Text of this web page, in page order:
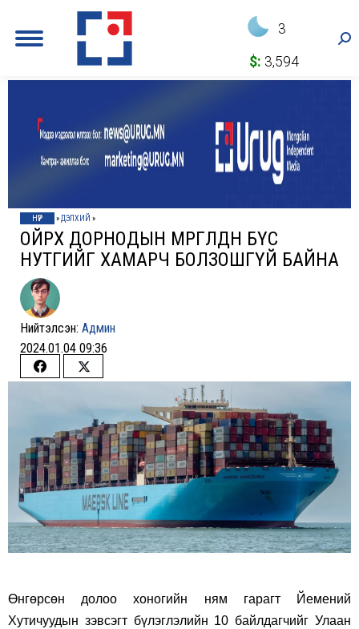
3
$: 3,594
НҮҮР »ДЭЛХИЙ »
ОЙРХ ДОРНОДЫН МӨРГӨЛДӨӨН БҮС
НУТГИЙГ ХАМАРЧ БОЛЗОШГҮЙ БАЙНА
Нийтэлсэн: Админ
2024.01.04 09:36
Share
Facebook
Share
Twitter
Өнгөрсөн долоо хоногийн ням гарагт Йемений
Хутичуудын зэвсэгт бүлэглэлийн 10 байлдагчийг Улаан